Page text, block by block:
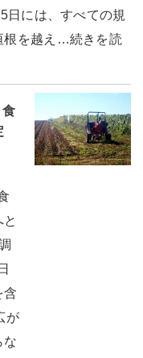
日には、すべての規
根を越え…続きを読
含
が
な